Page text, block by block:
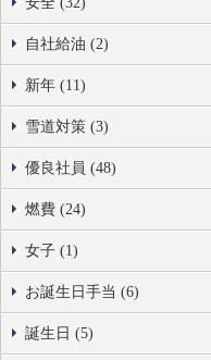
自社給油 (2)
新年 (11)
雪道対策 (3)
優良社員 (48)
燃費 (24)
女子 (1)
お誕生日手当 (6)
誕生日 (5)